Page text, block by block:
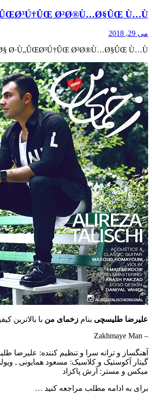
Ø²Ø®Ù…Ø§ÛŒ Ù…Ù†
می 29, 2018
Ø·Ù„ÛŒØ³Ú†ÛŒ Ø²Ø®Ù…Ø§ÛŒ Ù…Ù†
علیرضا طلیسچی بنام زخمای من با بالاترین
– Zakhmaye Man
آهنگساز و ترانه سرا و تنظیم کننده: علیرضا
گیتار آکوستیک و کلاسیک: مسعود همایونی ,
میکس و مستر: آرش پاکزاد
برای به ادامه مطلب مراجعه کنید …